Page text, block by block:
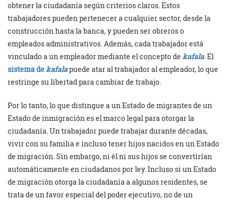
obtener la ciudadanía según criterios claros. Estos
trabajadores pueden pertenecer a cualquier sector, desde la
construcción hasta la banca, y pueden ser obreros o
empleados administrativos. Además, cada trabajador está
vinculado a un empleador mediante el concepto de kafala. El
sistema dekafalapuede atar al trabajador al empleador, lo que
restringe su libertad para cambiar de trabajo.
Por lo tanto, lo que distingue a un Estado de migrantes de un
Estado de inmigración es el marco legal para otorgar la
ciudadanía. Un trabajador puede trabajar durante décadas,
vivir con su familia e incluso tener hijos nacidos en un Estado
de migración. Sin embargo, ni él ni sus hijos se convertirían
automáticamente en ciudadanos por ley. Incluso si un Estado
de migración otorga la ciudadanía a algunos residentes, se
trata de un favor especial del poder ejecutivo, no de un